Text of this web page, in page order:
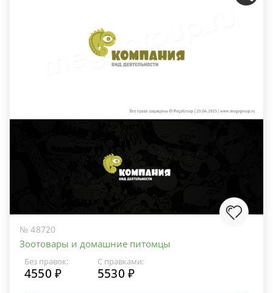
№ 48720
Зоотовары и домашние питомцы
Без правок:
4550 ₽
С правками:
5530 ₽